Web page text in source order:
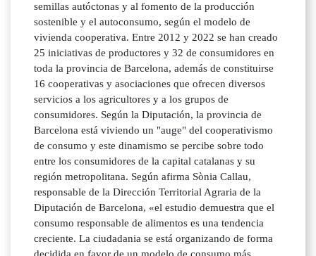
semillas autóctonas y al fomento de la producción
sostenible y el autoconsumo, según el modelo de
vivienda cooperativa. Entre 2012 y 2022 se han creado
25 iniciativas de productores y 32 de consumidores en
toda la provincia de Barcelona, además de constituirse
16 cooperativas y asociaciones que ofrecen diversos
servicios a los agricultores y a los grupos de
consumidores. Según la Diputación, la provincia de
Barcelona está viviendo un "auge" del cooperativismo
de consumo y este dinamismo se percibe sobre todo
entre los consumidores de la capital catalanas y su
región metropolitana. Según afirma Sònia Callau,
responsable de la Dirección Territorial Agraria de la
Diputación de Barcelona, «el estudio demuestra que el
consumo responsable de alimentos es una tendencia
creciente. La ciudadania se está organizando de forma